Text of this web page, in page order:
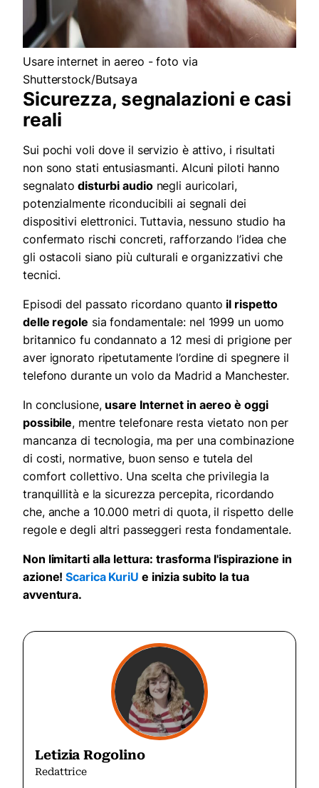
Usare internet in aereo - foto via
Shutterstock/Butsaya
Sicurezza, segnalazioni e casi
reali
Sui pochi voli dove il servizio è attivo, i risultati
non sono stati entusiasmanti. Alcuni piloti hanno
segnalato disturbi audionegli auricolari,
potenzialmente riconducibili ai segnali dei
dispositivi elettronici. Tuttavia, nessuno studio ha
confermato rischi concreti, rafforzando l’idea che
gli ostacoli siano più culturali e organizzativi che
tecnici.
Episodi del passato ricordano quanto il rispetto
delle regole sia fondamentale: nel 1999 un uomo
britannico fu condannato a 12 mesi di prigione per
aver ignorato ripetutamente l’ordine di spegnere il
telefono durante un volo da Madrid a Manchester.
In conclusione, usare Internet in aereo è oggi
possibile, mentre telefonare resta vietato non per
mancanza di tecnologia, ma per una combinazione
di costi, normative, buon senso e tutela del
comfort collettivo. Una scelta che privilegia la
tranquillità e la sicurezza percepita, ricordando
che, anche a 10.000 metri di quota, il rispetto delle
regole e degli altri passeggeri resta fondamentale.
Non limitarti alla lettura: trasforma l'ispirazione in
azione!Scarica KuriU e inizia subito la tua
avventura.
Letizia Rogolino
Redattrice